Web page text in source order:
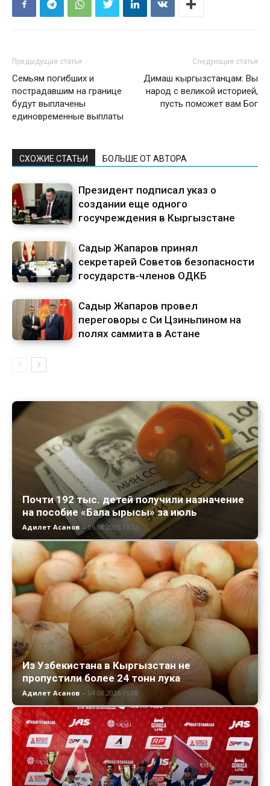
Предыдущая статья
Семьям погибших и
пострадавшим на границе
будут выплачены
единовременные выплаты
Следующая статья
Димаш кыргызстанцам: Вы
народ с великой историей,
пусть поможет вам Бог
СХОЖИЕ СТАТЬИ БОЛЬШЕ ОТ АВТОРА
Президент подписал указ о
создании еще одного
госучреждения в Кыргызстане
Садыр Жапаров принял
секретарей Советов безопасности
государств-членов ОДКБ
Садыр Жапаров провел
переговоры с Си Цзиньпином на
полях саммита в Астане
Почти 192 тыс. детей получили назначение
на пособие «Бала ырысы» за июль
Адилет Асанов - 05.08.2026 13:53
Из Узбекистана в Кыргызстан не
пропустили более 24 тонн лука
Адилет Асанов - 04.08.2026 15:08